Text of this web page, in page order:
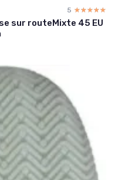
5 ☆☆☆☆☆
★★★★★
sur routeMixte 45 EU